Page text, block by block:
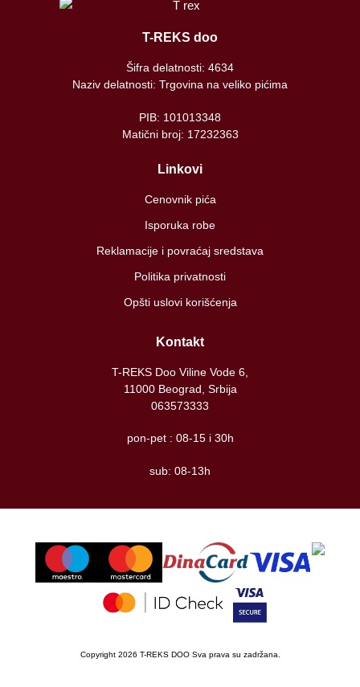
T-REKS doo
Šifra delatnosti: 4634
Naziv delatnosti: Trgovina na veliko pićima
PIB: 101013348
Matični broj: 17232363
Linkovi
Cenovnik pića
Isporuka robe
Reklamacije i povraćaj sredstava
Politika privatnosti
Opšti uslovi korišćenja
Kontakt
T-REKS Doo Viline Vode 6,
11000 Beograd, Srbija
063573333
pon-pet : 08-15 i 30h
sub: 08-13h
Copyright 2026 T-REKS DOO Sva prava su zadržana.